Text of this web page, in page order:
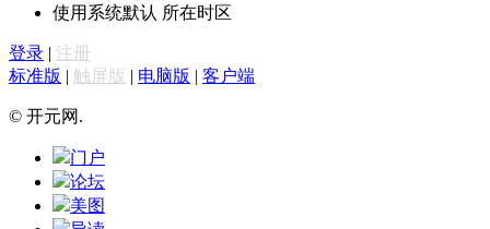
使用系统默认 所在时区
登录 | 注册
标准版 | 触屏版 | 电脑版 | 客户端
© 开元网.
门户
论坛
美图